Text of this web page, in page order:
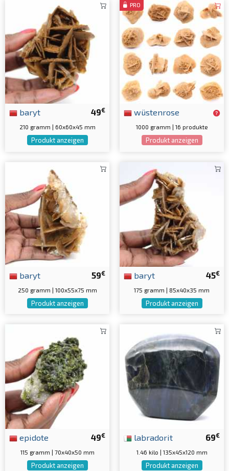
49€
baryt
210 gramm | 60x60x45 mm
Produkt anzeigen
PRO
wüstenrose
1000 gramm | 16 produkte
Produkt anzeigen
59€
baryt
250 gramm | 100x55x75 mm
Produkt anzeigen
45€
baryt
175 gramm | 85x40x35 mm
Produkt anzeigen
49€
epidote
115 gramm | 70x40x50 mm
Produkt anzeigen
69€
labradorit
1.46 kilo | 135x45x120 mm
Produkt anzeigen